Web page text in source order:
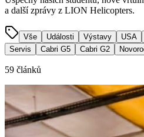
a další zprávy z LION Helicopters.
Vše Události Výstavy USA
Servis
Cabri G5 Cabri G2
59 článků